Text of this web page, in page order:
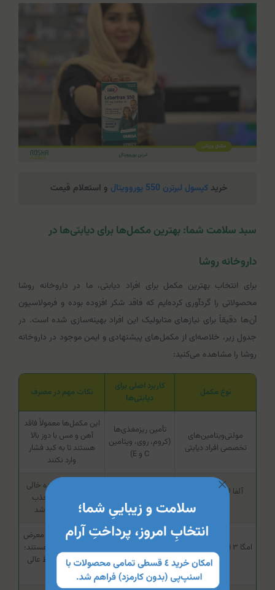
خریدکپسول لبرترن 550 یوروویتال و استعلام قیمت
سبد سلامت شما: بهترین مکمل‌ها برای دیابتی‌ها در
داروخانه روشا
برای انتخاب بهترین مکمل برای افراد دیابتی، ما در داروخانه روشا
محصولاتی را گردآوری کرده‌ایم که فاقد شکر افزوده بوده و فرمولاسیون
آن‌ها دقیقاً برای نیازهای متابولیک این افراد بهینه‌سازی شده است. در
جدول زیر، خلاصه‌ای از مکمل‌های پیشنهادی و ایمن موجود در داروخانه
روشا را مشاهده می‌کنید:
نوع مکمل
کاربرد اصلی برای
دیابتی‌ها
نکات مهم در مصرف
مولتی‌ویتامین‌های
تخصصی افراد دیابتی
تأمین ریزمغذی‌ها
(کروم، روی، ویتامین
C و E)
این مکمل‌ها معمولاً فاقد
آهن و مس با دوز بالا
هستند تا به کبد فشار
وارد نکنند
آلفا لیپوئیک اسید
عصبی و نوروپاتی
بهتر است با معده خالی
مصرف شود تا جذب
بهتری داشته باشد
امگا ۳ (روغن ماهی فاقد
جیوه)
محافظت از قلب و
عروق، کاهش
تری‌گلیسیرید
دیابتی‌ها بیشتر در معرض
بیماری‌های قلبی هستند؛
امگا ۳ یک محافظ عالی
است